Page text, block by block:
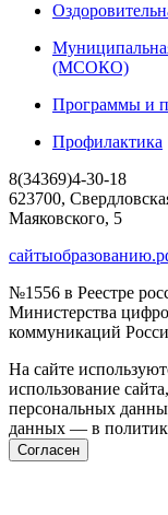
(МСОКО)
Программы и
Профилактика
8(34369)4-30-18
623700,
Маяковского, 5
№1556 в Реестре
Министерства
коммуникаций
На сайте
использование
персональных
данных — в
Согласен